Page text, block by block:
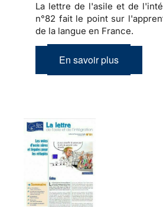
La lettre de l'asile et de
n°82 fait le point sur
de la langue en France.
En savoir plus